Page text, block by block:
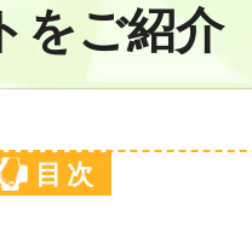
トをご紹介
目次